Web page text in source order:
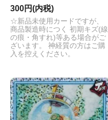
300円(内税)
☆新品未使用カードですが、
商品製造時につく 初期キズ(線
の痕・角すれ)等ある場合がご
ざいます。 神経質の方はご購
入を控えください。